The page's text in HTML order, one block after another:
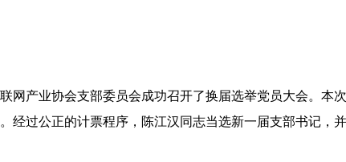
网产业协会支部委员会成功召开了换届选举党员大会。本
经过公正的计票程序，陈江汉同志当选新一届支部书记，